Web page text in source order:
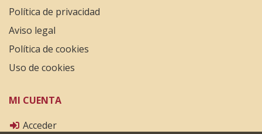
Política de privacidad
Aviso legal
Política de cookies
Uso de cookies
MI CUENTA
Acceder